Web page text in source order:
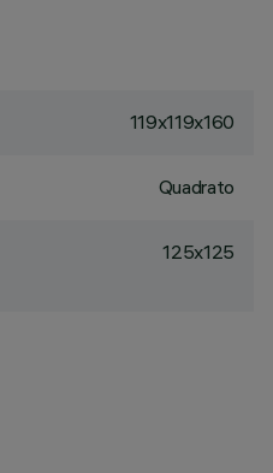
119x119x160
Quadrato
125x125